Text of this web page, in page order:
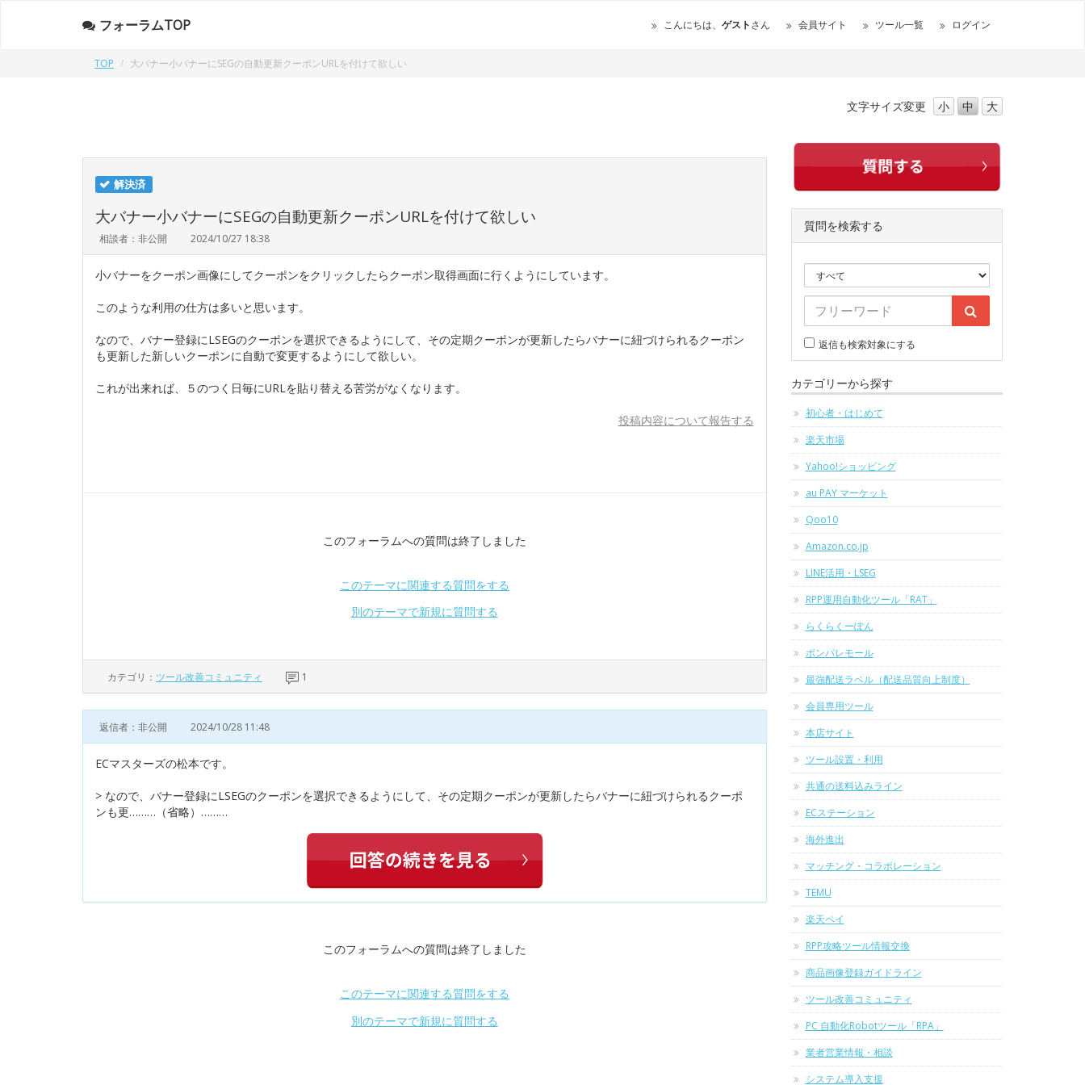
フォーラムTOP こんにちは、 ゲストさん 会員サイト ツール一覧 ログイン
TOP 大バナー小バナーにSEGの自動更新クーポンURLを付けて欲しい
文字サイズ変更 小 中 大
解決済
大バナー小バナーにSEGの自動更新クーポンURLを付けて欲しい
相談者：非公開 2024/10/27 18:38
小バナーをクーポン画像にしてクーポンをクリックしたらクーポン取得画面に行くようにしています。
このような利用の仕方は多いと思います。
なので、バナー登録にLSEGのクーポンを選択できるようにして、その定期クーポンが更新したらバナーに紐づけられるクーポン
も更新した新しいクーポンに自動で変更するようにして欲しい。
これが出来れば、５のつく日毎にURLを貼り替える苦労がなくなります。
投稿内容について報告する
このフォーラムへの質問は終了しました
このテーマに関連する質問をする
別のテーマで新規に質問する
カテゴリ： ツール改善コミュニティ 1
返信者：非公開 2024/10/28 11:48
ECマスターズの松本です。
> なので、バナー登録にLSEGのクーポンを選択できるようにして、その定期クーポンが更新したらバナーに紐づけられるクーポ
ンも更………（省略）………
このフォーラムへの質問は終了しました
このテーマに関連する質問をする
別のテーマで新規に質問する
質問を検索する
返信も検索対象にする
カテゴリーから探す
初心者・はじめて
楽天市場
Yahoo!ショッピング
au PAY マーケット
Qoo10
Amazon.co.jp
LINE活用・LSEG
RPP運用自動化ツール「RAT」
らくらくーぽん
ポンパレモール
最強配送ラベル（配送品質向上制度）
会員専用ツール
本店サイト
ツール設置・利用
共通の送料込みライン
ECステーション
海外進出
マッチング・コラボレーション
TEMU
楽天ペイ
RPP攻略ツール情報交換
商品画像登録ガイドライン
ツール改善コミュニティ
PC 自動化Robotツール「RPA」
業者営業情報・相談
システム導入支援